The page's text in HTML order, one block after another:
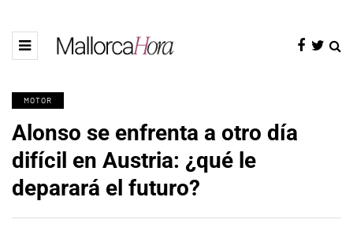
MOTOR
Alonso se enfrenta a otro día
difícil en Austria: ¿qué le
deparará el futuro?